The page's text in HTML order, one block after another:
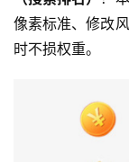
像素标准、修改
时不损权重。